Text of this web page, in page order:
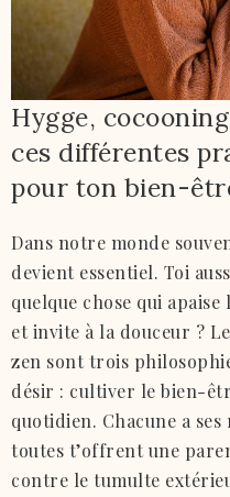
Hygge,
ces différentes
pour ton bien-
Dans notre monde
devient essentiel. Toi
quelque chose qui
et invite à la douceur ?
zen sont trois
désir : cultiver le bien-
quotidien. Chacune a ses
toutes t’offrent une
contre le tumulte